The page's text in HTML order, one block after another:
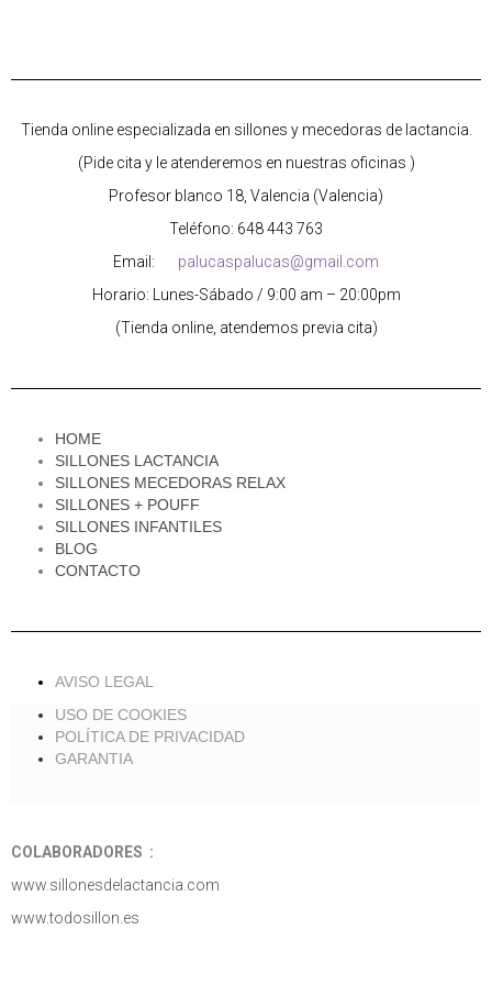
Tienda online especializada en sillones y mecedoras de lactancia.
(Pide cita y le atenderemos en nuestras oficinas )
Profesor blanco 18, Valencia (Valencia)
Teléfono: 648 443 763
Email: palucaspalucas@gmail.com
Horario: Lunes-Sábado / 9:00 am – 20:00pm
(Tienda online, atendemos previa cita)
HOME
SILLONES LACTANCIA
SILLONES MECEDORAS RELAX
SILLONES + POUFF
SILLONES INFANTILES
BLOG
CONTACTO
AVISO LEGAL
USO DE COOKIES
POLÍTICA DE PRIVACIDAD
GARANTIA
COLABORADORES :
www.sillonesdelactancia.com
www.todosillon.es